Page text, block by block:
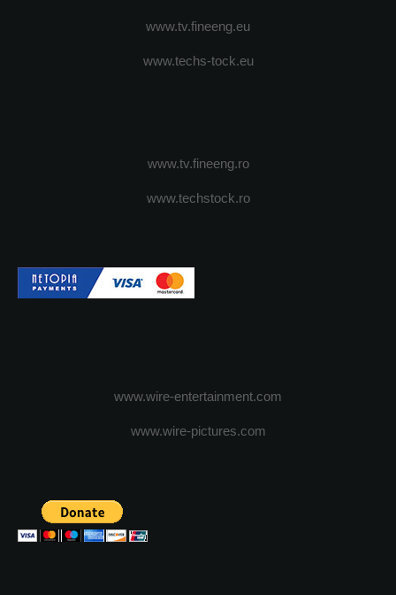
www.tv.fineeng.eu
www.techs-tock.eu
www.tv.fineeng.ro
www.techstock.ro
www.wire-entertainment.com
www.wire-pictures.com